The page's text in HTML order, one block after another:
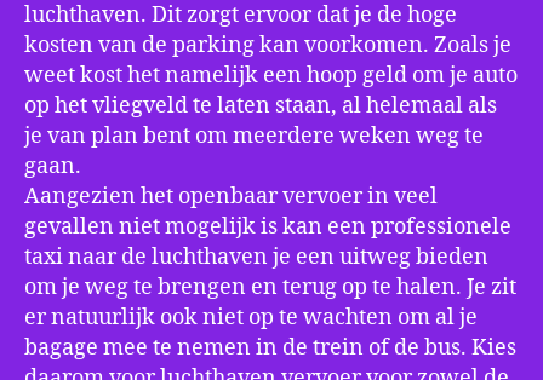
luchthaven. Dit zorgt ervoor dat je de hoge
kosten van de parking kan voorkomen. Zoals je
weet kost het namelijk een hoop geld om je auto
op het vliegveld te laten staan, al helemaal als
je van plan bent om meerdere weken weg te
gaan.
Aangezien het openbaar vervoer in veel
gevallen niet mogelijk is kan een professionele
taxi naar de luchthaven je een uitweg bieden
om je weg te brengen en terug op te halen. Je zit
er natuurlijk ook niet op te wachten om al je
bagage mee te nemen in de trein of de bus. Kies